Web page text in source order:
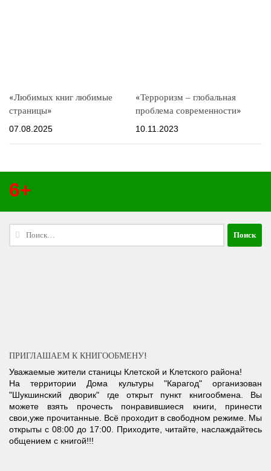
«Любимых книг любимые
страницы»
07.08.2025
«Терроризм – глобальная
проблема современности»
10.11.2023
6+
Найти:
ПРИГЛАШАЕМ К КНИГООБМЕНУ!
Уважаемые жители станицы Клетской и Клетского района!
На территории Дома культуры "Карагод" организован
"Шукшинский дворик" где открыт пункт книгообмена. Вы
можете взять прочесть понравившиеся книги, принести
свои,уже прочитанные. Всё проходит в свободном режиме. Мы
открыты с 08:00 до 17:00. Приходите, читайте, наслаждайтесь
общением с книгой!!!